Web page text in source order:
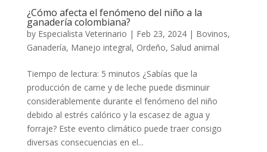
¿Cómo afecta el fenómeno del niño a la
ganadería colombiana?
by Especialista Veterinario | Feb 23, 2024| Bovinos,
Ganadería, Manejo integral, Ordeño, Salud animal
Tiempo de lectura: 5 minutos ¿Sabías que la
producción de carne y de leche puede disminuir
considerablemente durante el fenómeno del niño
debido al estrés calórico y la escasez de agua y
forraje? Este evento climático puede traer consigo
diversas consecuencias en el...